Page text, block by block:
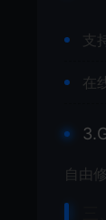
支
在
自由